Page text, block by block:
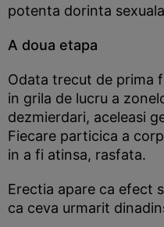
potenta dorinta
A doua etapa
Odata trecut de prima
in grila de lucru a
dezmierdari, aceleasi
Fiecare particica a
in a fi atinsa, rasfata.
Erectia apare ca efect
ca ceva urmarit